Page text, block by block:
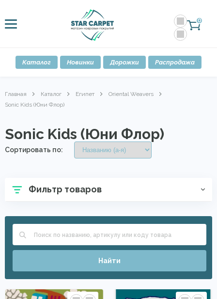
0
Каталог Новинки Дорожки Распродажа
Главная Каталог Египет
Oriental Weavers
Sonic Kids (Юни Флор)
Sonic Kids (Юни Флор)
Сортировать по:
Фильтр товаров
Найти